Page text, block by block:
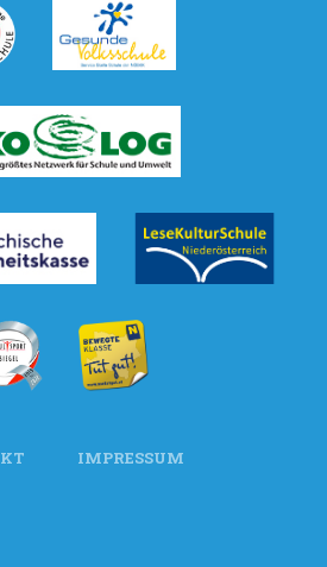
IMPRESSUM